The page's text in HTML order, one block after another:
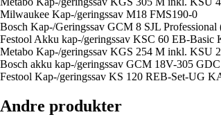
Milwaukee Kap-/geringssav M18 FMS190-0
Bosch Kap-/Geringssav GCM 8 SJL
Festool Akku kap-/geringssav KSC 60 EB-Basic
Metabo Kap-/geringssav KGS 254 M inkl. KSU
Bosch akku kap-/geringssav GCM 18V-305
Festool Kap-/geringssav KS 120 REB-Set-UG
Andre produkter